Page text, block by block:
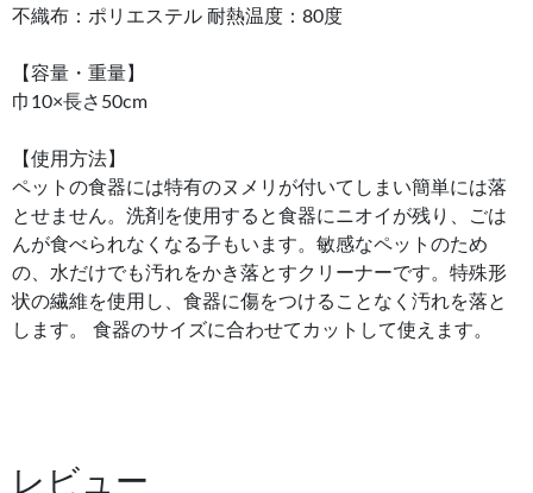
不織布：ポリエステル 耐熱温度：80度
【容量・重量】
巾10×長さ50cm
【使用方法】
ペットの食器には特有のヌメリが付いてしまい簡単には落
とせません。洗剤を使用すると食器にニオイが残り、ごは
んが食べられなくなる子もいます。敏感なペットのため
の、水だけでも汚れをかき落とすクリーナーです。特殊形
状の繊維を使用し、食器に傷をつけることなく汚れを落と
します。 食器のサイズに合わせてカットして使えます。
レビュー